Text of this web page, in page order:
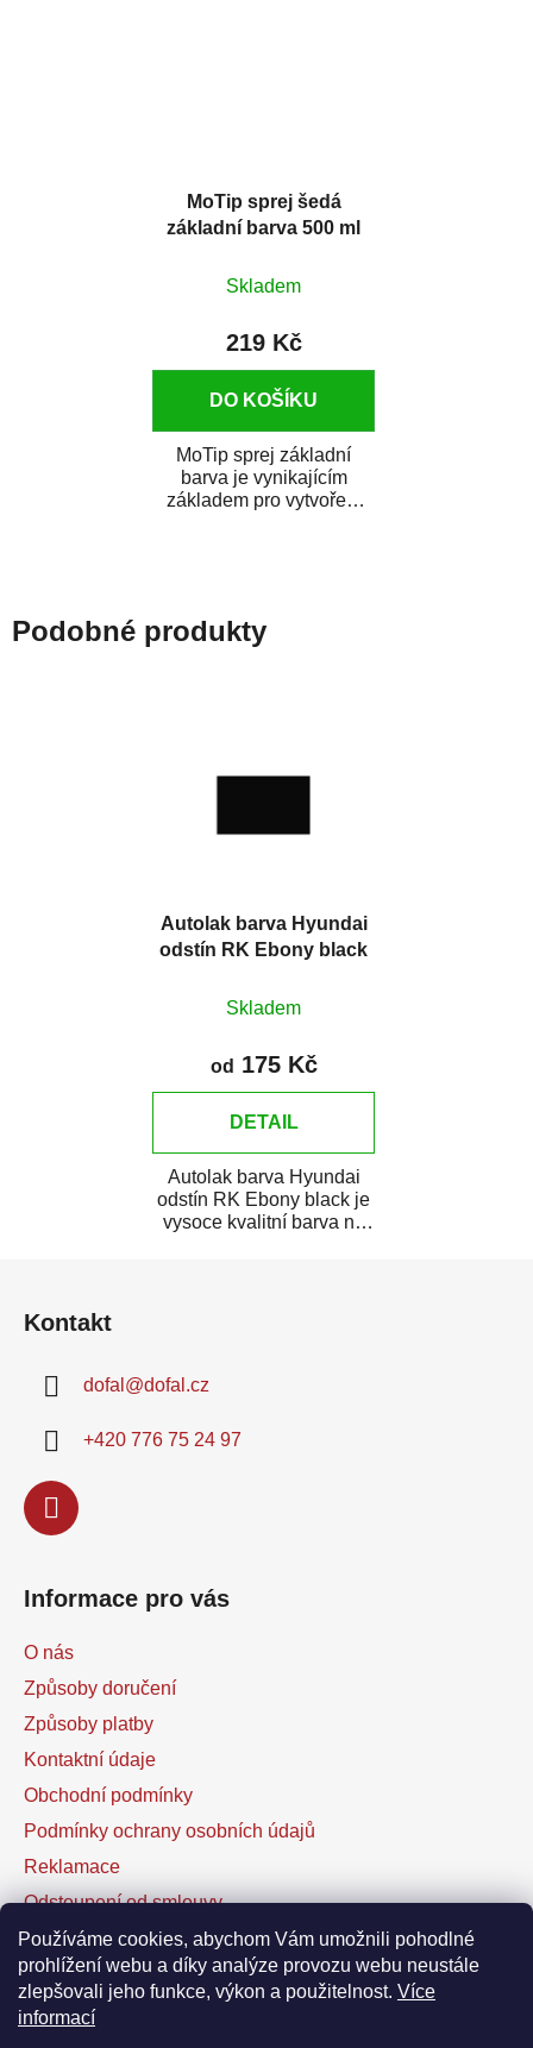
Používáme cookies, abychom Vám umožnili pohodlné
prohlížení webu a díky analýze provozu webu neustále
zlepšovali jeho funkce, výkon a použitelnost. Více
informací
MoTip sprej šedá
základní barva 500 ml
Skladem
219 Kč
DO KOŠÍKU
MoTip sprej základní
barva je vynikajícím
základem pro vytvoření
Podobné produkty
Autolak barva Hyundai
odstín RK Ebony black
Skladem
od 175 Kč
DETAIL
Autolak barva Hyundai
odstín RK Ebony black je
vysoce kvalitní barva na
Kontakt
dofal @dofal.cz
+420 776 75 24 97
Informace pro vás
O nás
Způsoby doručení
Způsoby platby
Kontaktní údaje
Obchodní podmínky
Podmínky ochrany osobních údajů
Reklamace
Odstoupení od smlouvy
Kontaktní formulář
Facebook